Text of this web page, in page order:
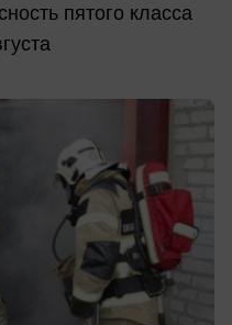
пятого класса